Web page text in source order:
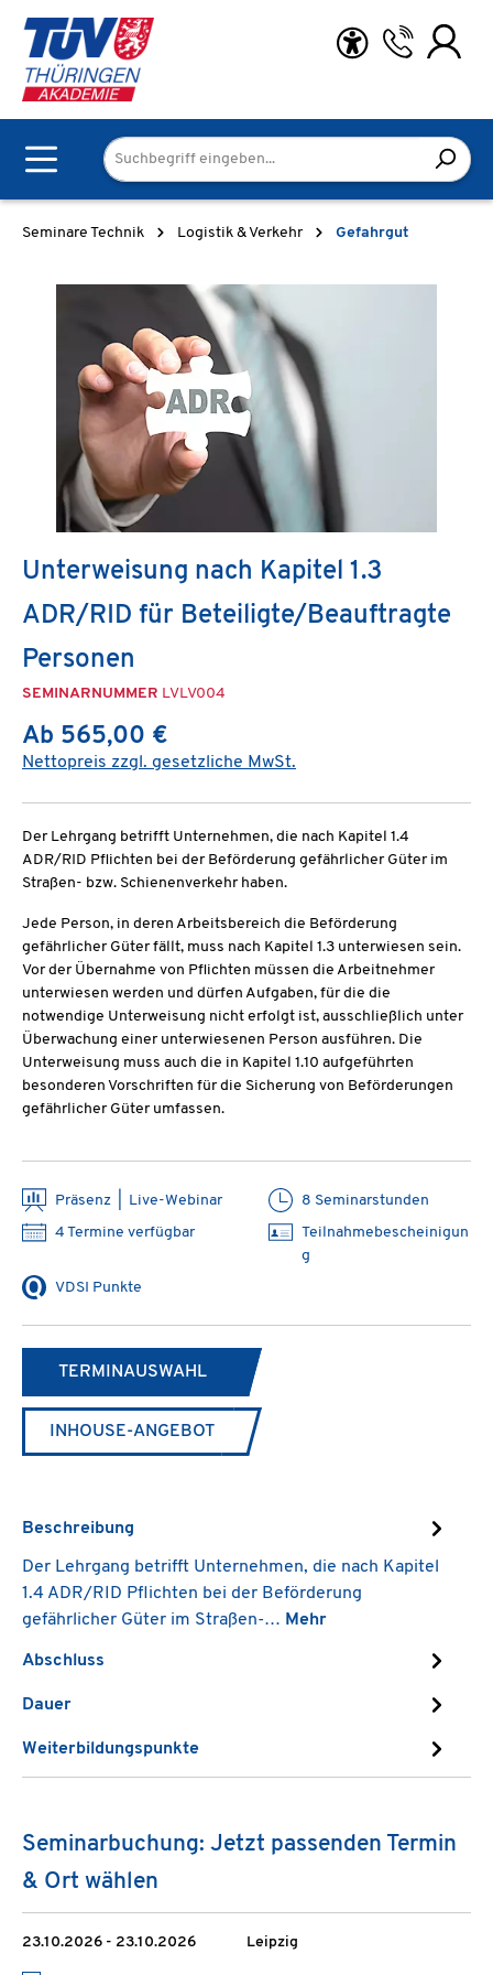
Zum Hauptinhalt springen
Seminare Technik Logistik & Verkehr Gefahrgut
Bildergalerie überspringen
Unterweisung nach Kapitel 1.3
ADR/RID für Beteiligte/Beauftragte
Personen
SEMINARNUMMER LVLV004
Ab 565,00 €
Nettopreis zzgl. gesetzliche MwSt.
Der Lehrgang betrifft Unternehmen, die nach Kapitel 1.4
ADR/RID Pflichten bei der Beförderung gefährlicher Güter im
Straßen- bzw. Schienenverkehr haben.
Jede Person, in deren Arbeitsbereich die Beförderung
gefährlicher Güter fällt, muss nach Kapitel 1.3 unterwiesen sein.
Vor der Übernahme von Pflichten müssen die Arbeitnehmer
unterwiesen werden und dürfen Aufgaben, für die die
notwendige Unterweisung nicht erfolgt ist, ausschließlich unter
Überwachung einer unterwiesenen Person ausführen. Die
Unterweisung muss auch die in Kapitel 1.10 aufgeführten
besonderen Vorschriften für die Sicherung von Beförderungen
gefährlicher Güter umfassen.
Präsenz | Live-Webinar
8 Seminarstunden
4 Termine verfügbar
Teilnahmebescheinigun
g
VDSI Punkte
TERMINAUSWAHL
INHOUSE-ANGEBOT
Beschreibung
Der Lehrgang betrifft Unternehmen, die nach Kapitel
1.4 ADR/RID Pflichten bei der Beförderung
gefährlicher Güter im Straßen-… Mehr
Abschluss
Dauer
Weiterbildungspunkte
Seminarbuchung: Jetzt passenden Termin
& Ort wählen
23.10.2026 - 23.10.2026 Leipzig